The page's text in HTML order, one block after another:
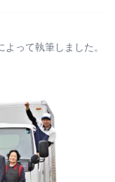
って執筆しました。